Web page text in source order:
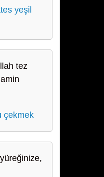
yeşil
tez
çekmek